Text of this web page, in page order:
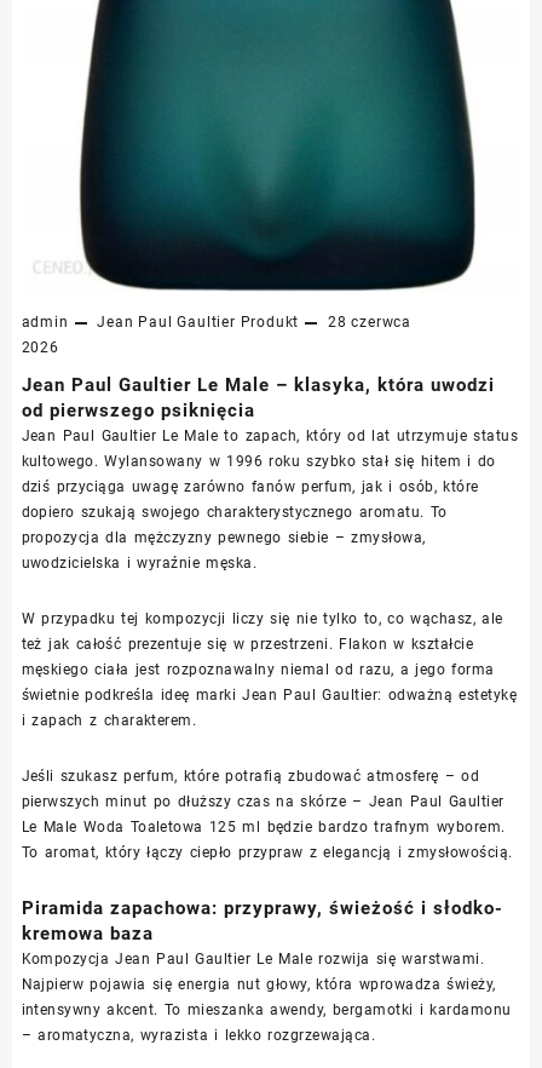
admin Jean Paul Gaultier Produkt
28 czerwca
2026
Jean Paul Gaultier Le Male – klasyka, która uwodzi
od pierwszego psiknięcia
Jean Paul Gaultier Le Male to zapach, który od lat utrzymuje status
kultowego. Wylansowany w 1996 roku szybko stał się hitem i do
dziś przyciąga uwagę zarówno fanów perfum, jak i osób, które
dopiero szukają swojego charakterystycznego aromatu. To
propozycja dla mężczyzny pewnego siebie – zmysłowa,
uwodzicielska i wyraźnie męska.
W przypadku tej kompozycji liczy się nie tylko to, co wąchasz, ale
też jak całość prezentuje się w przestrzeni. Flakon w kształcie
męskiego ciała jest rozpoznawalny niemal od razu, a jego forma
świetnie podkreśla ideę marki Jean Paul Gaultier: odważną estetykę
i zapach z charakterem.
Jeśli szukasz perfum, które potrafią zbudować atmosferę – od
pierwszych minut po dłuższy czas na skórze – Jean Paul Gaultier
Le Male Woda Toaletowa 125 ml będzie bardzo trafnym wyborem.
To aromat, który łączy ciepło przypraw z elegancją i zmysłowością.
Piramida zapachowa: przyprawy, świeżość i słodko-
kremowa baza
Kompozycja Jean Paul Gaultier Le Male rozwija się warstwami.
Najpierw pojawia się energia nut głowy, która wprowadza świeży,
intensywny akcent. To mieszanka awendy, bergamotki i kardamonu
– aromatyczna, wyrazista i lekko rozgrzewająca.